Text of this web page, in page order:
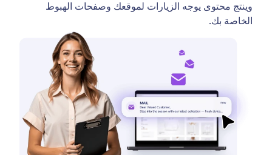
وينتج محتوى يوجه الزيارات لموقعك وصفحات الهبوط
الخاصة بك.